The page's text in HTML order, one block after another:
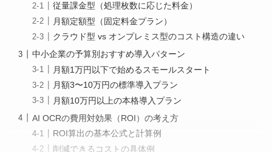
従量課金型（処理枚数に応じた料金）
月額定額型（固定料金プラン）
クラウド型 vs オンプレミス型のコスト構造の違い
中小企業の予算別おすすめ導入パターン
月額1万円以下で始めるスモールスタート
月額3〜10万円の標準導入プラン
月額10万円以上の本格導入プラン
AI OCRの費用対効果（ROI）の考え方
ROI算出の基本公式と計算例
削減できるコストの具体例